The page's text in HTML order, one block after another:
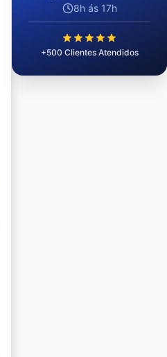
8h ás 17h
+500 Clientes Atendidos